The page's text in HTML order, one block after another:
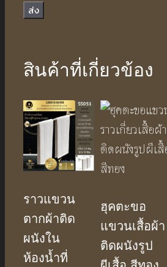
สินค้าที่เกี่ยวข้อง
ราวแขวน
ตากผ้าติด
ผนังใน
ห้องน้ำที่
ฮุคตะขอ
แขวนเสื้อผ้า
ติดผนังรูป